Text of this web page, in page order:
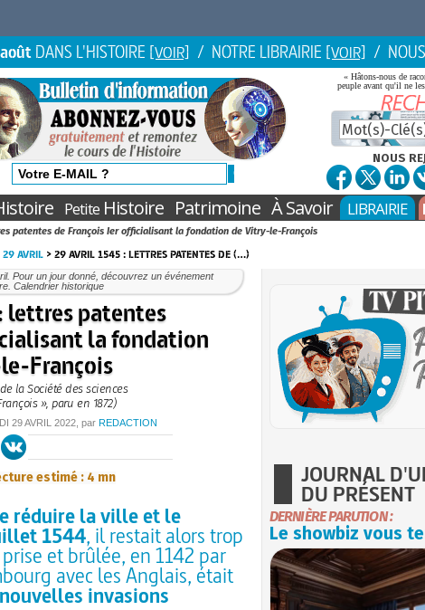
DANS L'HISTOIRE [VOIR] / NOTRE LIBRAIRIE [VOIR] /
« Hâtons-nous de
peuple avant qu'il ne
NOUS
PetiteHistoire Patrimoine À Savoir LIBRAIRIE
patentes de François Ier officialisant la fondation de Vitry-le-François
29 avril> 29 avril 1545 : lettres patentes de (…)
Pour un jour donné, découvrez un événement
Calendrier historique
lettres patentes
la fondation
François
la Société des sciences
», paru en 1872)
29 AVRIL 2022, par REDACTION
estimé : 4 mn
réduire la ville et le
1544, il restait alors trop
et brûlée, en 1142 par
avec les Anglais, était
invasions
JOURNAL
DU PRÉSENT
DERNIÈRE PARUTION :
Le showbiz vous